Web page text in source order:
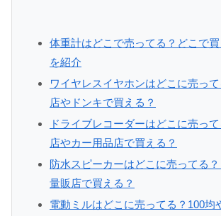
体重計はどこで売ってる？どこで
を紹介
ワイヤレスイヤホンはどこに売っ
店やドンキで買える？
ドライブレコーダーはどこに売っ
店やカー用品店で買える？
防水スピーカーはどこに売ってる
量販店で買える？
電動ミルはどこに売ってる？100均